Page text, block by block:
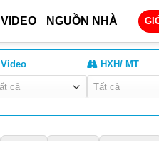
VIDEO NGUỒN NHÀ
Video HXH/ MT